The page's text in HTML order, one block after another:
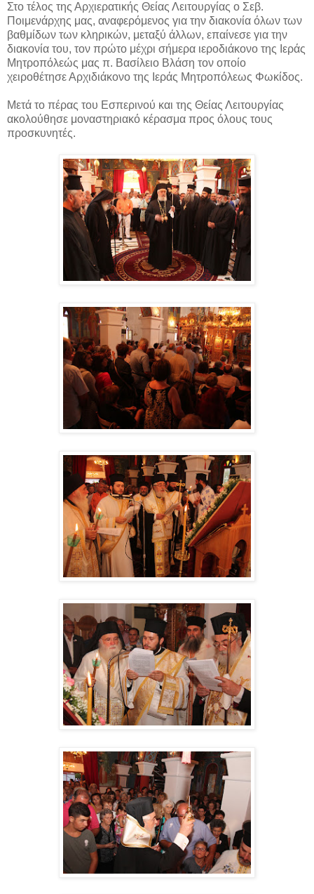
Στο τέλος της Αρχιερατικής Θείας Λειτουργίας ο Σεβ.
Ποιμενάρχης μας, αναφερόμενος για την διακονία όλων των
βαθμίδων των κληρικών, μεταξύ άλλων, επαίνεσε για την
διακονία του, τον πρώτο μέχρι σήμερα ιεροδιάκονο της Ιεράς
Μητροπόλεώς μας π. Βασίλειο Βλάση τον οποίο
χειροθέτησε Αρχιδιάκονο της Ιεράς Μητροπόλεως Φωκίδος.
Μετά το πέρας του Εσπερινού και της Θείας Λειτουργίας
ακολούθησε μοναστηριακό κέρασμα προς όλους τους
προσκυνητές.